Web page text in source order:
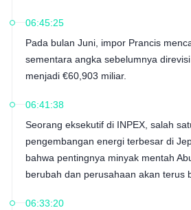
06:45:25
Pada bulan Juni, impor Prancis
sementara angka sebelumnya
menjadi €60,903 miliar.
06:41:38
Seorang eksekutif di INPEX, salah
pengembangan energi terbesar di
bahwa pentingnya minyak mentah
berubah dan perusahaan akan terus
06:33:20